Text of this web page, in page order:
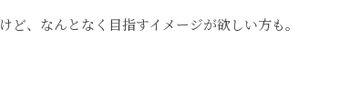
ど、なんとなく目指すイメージが欲しい方も。